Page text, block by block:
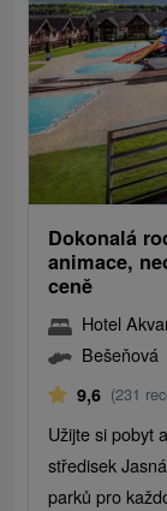
Dokonalá
animace,
ceně
Hotel
Bešeňová
9,6 (231
Užijte si pobyt
středisek
parků pro